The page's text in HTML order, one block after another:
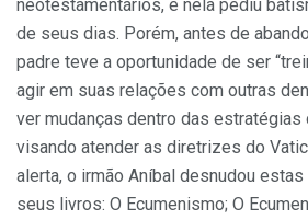
neotestamentários, e nela pediu
de seus dias. Porém, antes de
padre teve a oportunidade de ser
agir em suas relações com outras
ver mudanças dentro das estratégias
visando atender as diretrizes do
alerta, o irmão Aníbal desnudou
seus livros: O Ecumenismo; O